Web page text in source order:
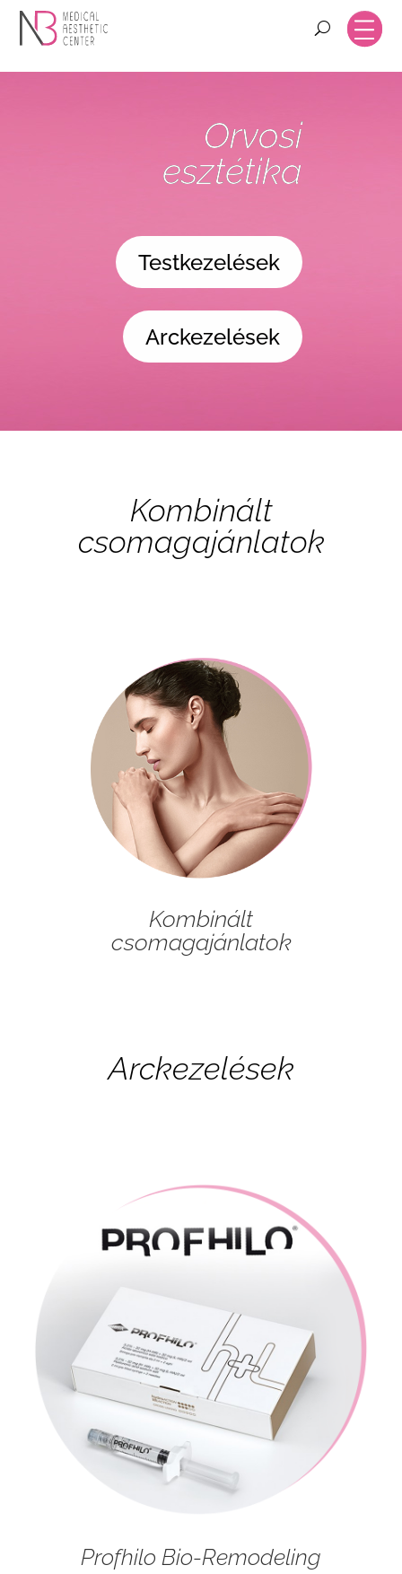
Orvosi
esztétika
Testkezelések
Arckezelések
Kombinált
csomagajánlatok
Kombinált
csomagajánlatok
Arckezelések
Profhilo Bio-Remodeling